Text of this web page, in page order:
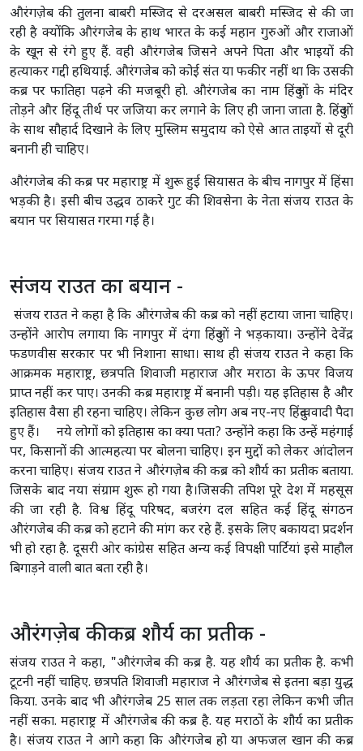
औरंगज़ेब की तुलना बाबरी मस्जिद से दरअसल बाबरी मस्जिद से की जा
रही है क्योंकि औरंगजेब के हाथ भारत के कई महान गुरुओं और राजाओं
के खून से रंगे हुए हैं. वही औरंगजेब जिसने अपने पिता और भाइयों की
हत्याकर गद्दी हथियाई. औरंगजेब को कोई संत या फकीर नहीं था कि उसकी
कब्र पर फातिहा पढ़ने की मजबूरी हो. औरंगजेब का नाम हिंदुओं के मंदिर
तोड़ने और हिंदू तीर्थ पर जजिया कर लगाने के लिए ही जाना जाता है. हिंदुओं
के साथ सौहार्द दिखाने के लिए मुस्लिम समुदाय को ऐसे आत ताइयों से दूरी
बनानी ही चाहिए।
औरंगजेब की कब्र पर महाराष्ट्र में शुरू हुई सियासत के बीच नागपुर में हिंसा
भड़की है। इसी बीच उद्धव ठाकरे गुट की शिवसेना के नेता संजय राउत के
बयान पर सियासत गरमा गई है।
संजय राउत का बयान -
संजय राउत ने कहा है कि औरंगजेब की कब्र को नहीं हटाया जाना चाहिए।
उन्होंने आरोप लगाया कि नागपुर में दंगा हिंदुओं ने भड़काया। उन्होंने देवेंद्र
फडणवीस सरकार पर भी निशाना साधा। साथ ही संजय राउत ने कहा कि
आक्रमक महाराष्ट्र, छत्रपति शिवाजी महाराज और मराठा के ऊपर विजय
प्राप्त नहीं कर पाए। उनकी कब्र महाराष्ट्र में बनानी पड़ी। यह इतिहास है और
इतिहास वैसा ही रहना चाहिए। लेकिन कुछ लोग अब नए-नए हिंदुत्ववादी पैदा
हुए हैं। नये लोगों को इतिहास का क्या पता? उन्होंने कहा कि उन्हें महंगाई
पर, किसानों की आत्महत्या पर बोलना चाहिए। इन मुद्दों को लेकर आंदोलन
करना चाहिए। संजय राउत ने औरंगज़ेब की कब्र को शौर्य का प्रतीक बताया.
जिसके बाद नया संग्राम शुरू हो गया है।जिसकी तपिश पूरे देश में महसूस
की जा रही है. विश्व हिंदू परिषद, बजरंग दल सहित कई हिंदू संगठन
औरंगजेब की कब्र को हटाने की मांग कर रहे हैं. इसके लिए बकायदा प्रदर्शन
भी हो रहा है. दूसरी ओर कांग्रेस सहित अन्य कई विपक्षी पार्टियां इसे माहौल
बिगाड़ने वाली बात बता रही है।
औरंगज़ेब की कब्र शौर्य का प्रतीक -
संजय राउत ने कहा, "औरंगजेब की कब्र है. यह शौर्य का प्रतीक है. कभी
टूटनी नहीं चाहिए. छत्रपति शिवाजी महाराज ने औरंगजेब से इतना बड़ा युद्ध
किया. उनके बाद भी औरंगजेब 25 साल तक लड़ता रहा लेकिन कभी जीत
नहीं सका. महाराष्ट्र में औरंगजेब की कब्र है. यह मराठों के शौर्य का प्रतीक
है। संजय राउत ने आगे कहा कि औरंगजेब हो या अफजल खान की कब्र